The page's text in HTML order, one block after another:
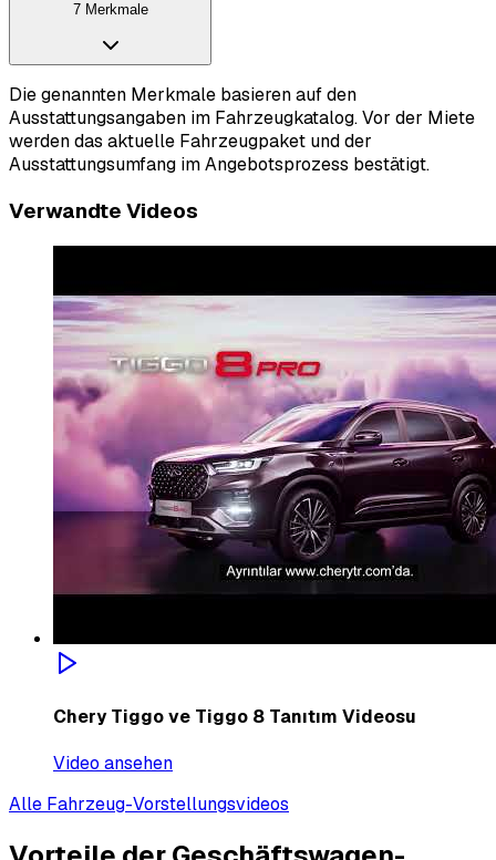
7 Merkmale
Die genannten Merkmale basieren auf den
Ausstattungsangaben im Fahrzeugkatalog. Vor der Miete
werden das aktuelle Fahrzeugpaket und der
Ausstattungsumfang im Angebotsprozess bestätigt.
Verwandte Videos
Chery Tiggo ve Tiggo 8 Tanıtım Videosu
Video ansehen
Alle Fahrzeug-Vorstellungsvideos